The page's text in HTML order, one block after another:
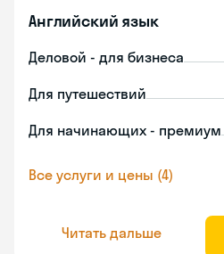
Английский язык
Деловой - для бизнеса
Для путешествий
Для начинающих - премиум
Все услуги и цены (4)
Читать дальше